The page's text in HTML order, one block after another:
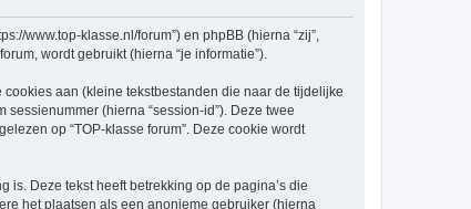
www.top-klasse.nl/forum”) en phpBB (hierna “zij”,
wordt gebruikt (hierna “je informatie”).
aan (kleine tekstbestanden die naar de tijdelijke
(hierna “session-id”). Deze twee
op “TOP-klasse forum”. Deze cookie wordt
is. Deze tekst heeft betrekking op de pagina’s die
het plaatsen als een anonieme gebruiker (hierna